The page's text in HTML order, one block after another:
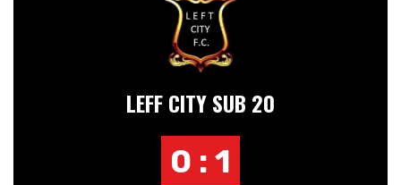
LEFF CITY SUB 20
0 : 1